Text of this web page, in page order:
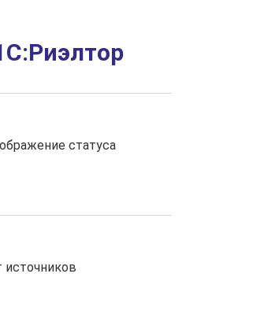
статуса
источников